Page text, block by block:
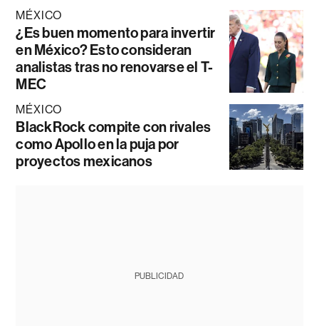
MÉXICO
¿Es buen momento para invertir
en México? Esto consideran
analistas tras no renovarse el T-
MEC
MÉXICO
BlackRock compite con rivales
como Apollo en la puja por
proyectos mexicanos
PUBLICIDAD